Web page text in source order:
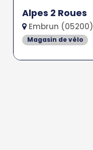
Alpes 2 Roues
Embrun (05200)
Magasin de vélo